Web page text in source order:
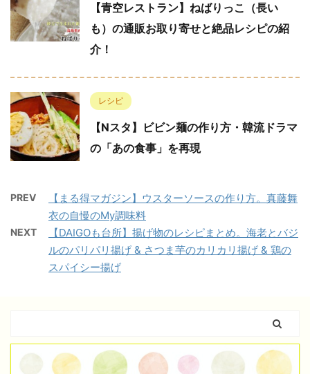
【青空レストラン】ねばりっこ（長い
も）の通販お取り寄せと絶品レシピの紹
介！
レシピ
【Nスタ】ビビン麺の作り方・韓流ドラマ
の「あの食事」を再現
PREV
【まる得マガジン】ウスターソースの作り方。真藤舞
衣の自慢のMy調味料
NEXT
【DAIGOも台所】揚げ物のレシピまとめ。海老とバジ
ルのパリパリ揚げ & さつま芋のカリカリ揚げ & 鶏の
スパイシー揚げ